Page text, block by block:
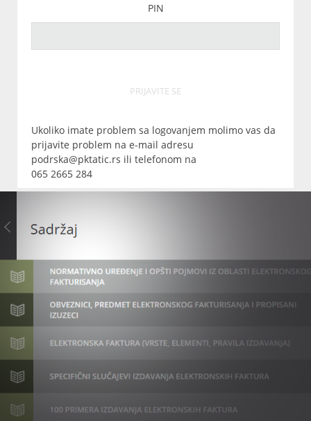
PIN
PRIJAVITE SE
Ukoliko imate problem sa logovanjem molimo vas da
prijavite problem na e-mail adresu
podrska@pktatic.rs ili telefonom na
065 2665 284